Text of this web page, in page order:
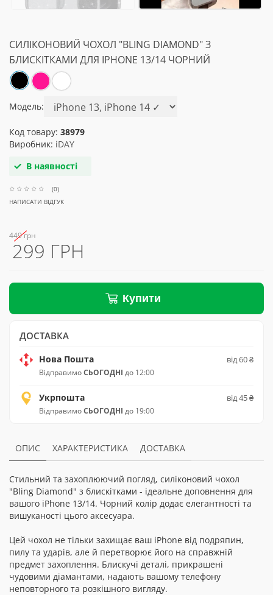
СИЛІКОНОВИЙ ЧОХОЛ "BLING DIAMOND" З
БЛИСКІТКАМИ ДЛЯ IPHONE 13/14 ЧОРНИЙ
Модель:
Код товару: 38979
Виробник: iDAY
В наявності
(0)
НАПИСАТИ ВІДГУК
449 грн
299 ГРН
Купити
ДОСТАВКА
Нова Пошта
ВідправимоСЬОГОДНІ до 12:00
від 60 ₴
Укрпошта
ВідправимоСЬОГОДНІ до 19:00
від 45 ₴
ОПИС ХАРАКТЕРИСТИКА ДОСТАВКА
Стильний та захоплюючий погляд, силіконовий чохол
"Bling Diamond" з блискітками - ідеальне доповнення для
вашого iPhone 13/14. Чорний колір додає елегантності та
вишуканості цього аксесуара.
Цей чохол не тільки захищає ваш iPhone від подряпин,
пилу та ударів, але й перетворює його на справжній
предмет захоплення. Блискучі деталі, прикрашені
чудовими діамантами, надають вашому телефону
неповторного та розкішного вигляду.